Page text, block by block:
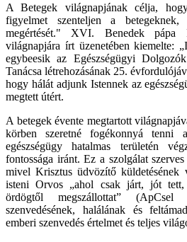
A Betegek világnapjának célja,
figyelmet szenteljen a
megértését." XVI. Benedek
világnapjára írt üzenetében kiemelte:
egybeesik az Egészségügyi
Tanácsa létrehozásának 25.
hogy hálát adjunk Istennek az
megtett útért.
A betegek évente megtartott
körben szeretné fogékonnyá tenni
egészségügy hatalmas területén
fontossága iránt. Ez a szolgálat
mivel Krisztus üdvözítő küldetésének
isteni Orvos „ahol csak járt, jót tett,
ördögtől megszállottat”
szenvedésének, halálának és
emberi szenvedés értelmet és teljes